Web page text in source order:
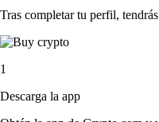
Tras completar tu perfil,
1
Descarga la app